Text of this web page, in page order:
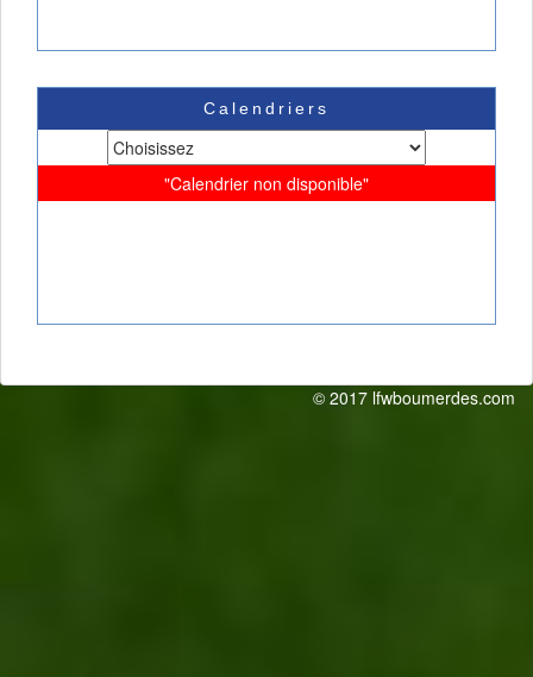
Calendriers
"Calendrier non disponible"
© 2017 lfwboumerdes.com